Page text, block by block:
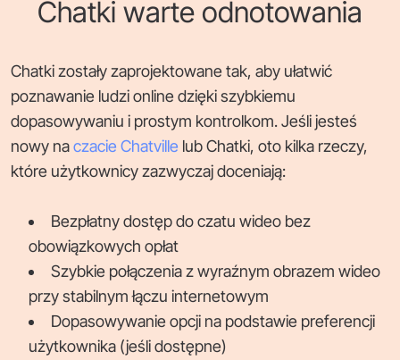
Chatki warte odnotowania
Chatki zostały zaprojektowane tak, aby ułatwić
poznawanie ludzi online dzięki szybkiemu
dopasowywaniu i prostym kontrolkom. Jeśli jesteś
nowy naczacie Chatville lub Chatki, oto kilka rzeczy,
które użytkownicy zazwyczaj doceniają:
Bezpłatny dostęp do czatu wideo bez
obowiązkowych opłat
Szybkie połączenia z wyraźnym obrazem wideo
przy stabilnym łączu internetowym
Dopasowywanie opcji na podstawie preferencji
użytkownika (jeśli dostępne)